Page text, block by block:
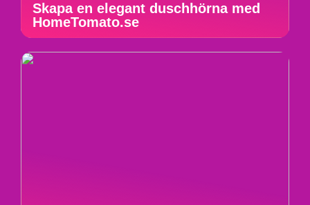
Skapa en elegant duschhörna med
HomeTomato.se